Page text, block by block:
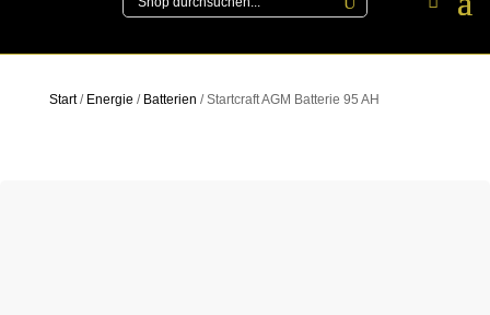
Start/ Energie / Batterien / Startcraft AGM Batterie 95 AH